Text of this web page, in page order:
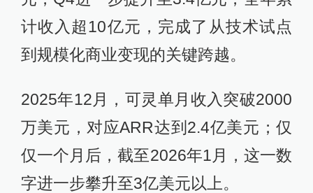
计收入超10亿元，完成了从技术试点
到规模化商业变现的关键跨越。
2025年12月，可灵单月收入突破2000
万美元，对应ARR达到2.4亿美元；仅
仅一个月后，截至2026年1月，这一数
字进一步攀升至3亿美元以上。